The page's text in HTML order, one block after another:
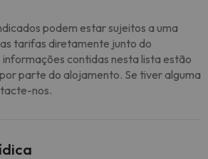
podem estar sujeitos a uma
tarifas diretamente junto do
contidas nesta lista estão
parte do alojamento. Se tiver alguma
nos.